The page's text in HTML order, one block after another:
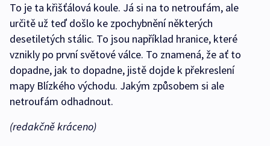
To je ta křišťálová koule. Já si na to netroufám, ale
určitě už teď došlo ke zpochybnění některých
desetiletých stálic. To jsou například hranice, které
vznikly po první světové válce. To znamená, že ať to
dopadne, jak to dopadne, jistě dojde k překreslení
mapy Blízkého východu. Jakým způsobem si ale
netroufám odhadnout.
(redakčně kráceno)